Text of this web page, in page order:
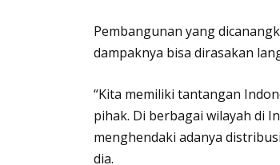
Pembangunan yang
dampaknya bisa dirasakan
“Kita memiliki tantangan
pihak. Di berbagai wilayah di
menghendaki adanya
dia.